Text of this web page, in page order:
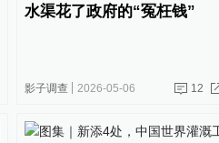
水渠花了政府的“冤枉钱”
影子调查 2026-05-06 12